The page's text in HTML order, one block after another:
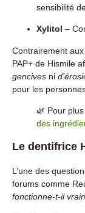
sensibilité
Xylitol –
Contrairement
PAP+ de Hismile
gencives ni
pour les
🌿 Pour
des
Le dentifrice
L’une des
forums comme
fonctionne-t-il